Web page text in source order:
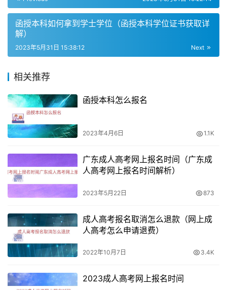
1. 制定合理的学习计划
考生需要制定合理的学习计划，根据自己的实际情况和考试
内容，合理分配时间，制定学习计划。在备考期间，要充分
习时间。
2. 做好知识点的梳理和总结
考生需要对考试内容进行深入的了解和掌握，做好知识点的
握好考试内容。
3. 注重做题技巧和时间管理
技巧的掌握，掌握好做题的方法和技巧，以提高答题效率。
同时，考生还需要注重时间管理，掌握好答题时间，避免时
间不足的情况。
4. 多参加模拟考试
函授本科如何拿到学士学位（函授本科学位证书获取详
解）
Next
2023年5月31日 15:38:12
相关推荐
函授本科怎么报名
2023年4月6日 1.1K
广东成人高考网上报名时间（广东成
人高考网上报名时间解析）
2023年5月22日 873
成人高考报名取消怎么退款（网上成
人高考怎么申请退费）
2022年10月7日 3.4K
2023成人高考网上报名时间